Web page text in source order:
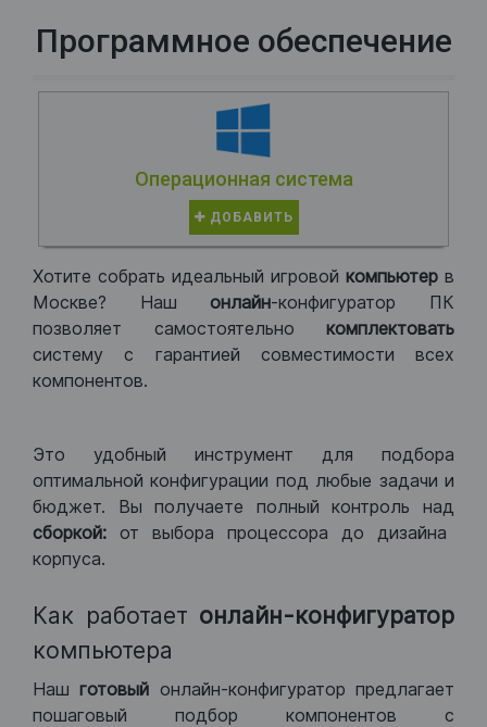
Программное обеспечение
Операционная система
ДОБАВИТЬ
Хотите собрать идеальный игровой компьютер в
Москве? Нашонлайн-конфигуратор ПК
позволяет самостоятельно комплектовать
систему с гарантией совместимости всех
компонентов.
Это удобный инструмент для подбора
оптимальной конфигурации под любые задачи и
бюджет. Вы получаете полный контроль над
сборкой: от выбора процессора до дизайна
корпуса.
Как работает онлайн-конфигуратор
компьютера
Нашготовый онлайн-конфигуратор предлагает
пошаговый подбор компонентов с